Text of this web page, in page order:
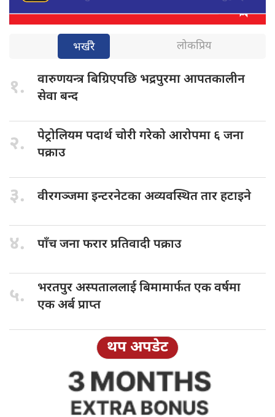
भर्खरै लोकप्रिय
१. वारुणयन्त्र बिग्रिएपछि भद्रपुरमा आपतकालीन
सेवा बन्द
२. पेट्रोलियम पदार्थचोरी गरेको आरोपमा ६ जना
पक्राउ
३. वीरगञ्जमा इन्टरनेटकाअव्यवस्थित तार हटाइने
४. पाँच जनाफरार प्रतिवादी पक्राउ
५. भरतपुर अस्पताललाईबिमामार्फत एक वर्षमा
एक अर्ब प्राप्त
थप अपडेट